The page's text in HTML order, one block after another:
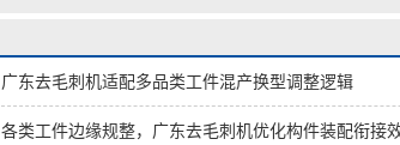
广东去毛刺机适配多品类工件混产换型调整逻辑
各类工件边缘规整，广东去毛刺机优化构件装配衔接